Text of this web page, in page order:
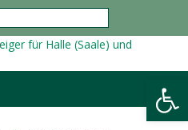
Werkzeugleiste öffnen